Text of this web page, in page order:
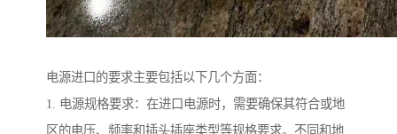
电源进口的要求主要包括以下几个方面：
1. 电源规格要求：在进口电源时，需要确保其符合或地
区的电压、频率和插头插座类型等规格要求。不同和地